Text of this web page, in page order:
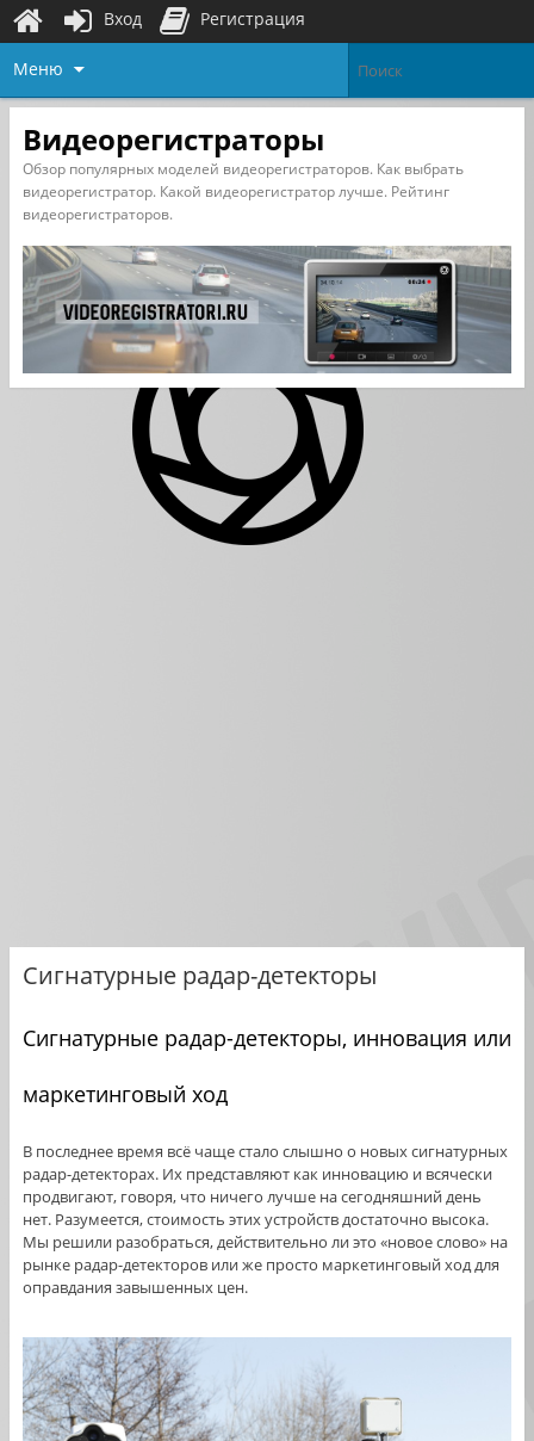
Меню
Видеорегистраторы
Обзор популярных моделей видеорегистраторов. Как выбрать
видеорегистратор. Какой видеорегистратор лучше. Рейтинг
видеорегистраторов.
Сигнатурные радар-детекторы
Сигнатурные радар-детекторы, инновация или
маркетинговый ход
В последнее время всё чаще стало слышно о новых сигнатурных
радар-детекторах. Их представляют как инновацию и всячески
продвигают, говоря, что ничего лучше на сегодняшний день
нет. Разумеется, стоимость этих устройств достаточно высока.
Мы решили разобраться, действительно ли это «новое слово» на
рынке радар-детекторов или же просто маркетинговый ход для
оправдания завышенных цен.
Вход Регистрация